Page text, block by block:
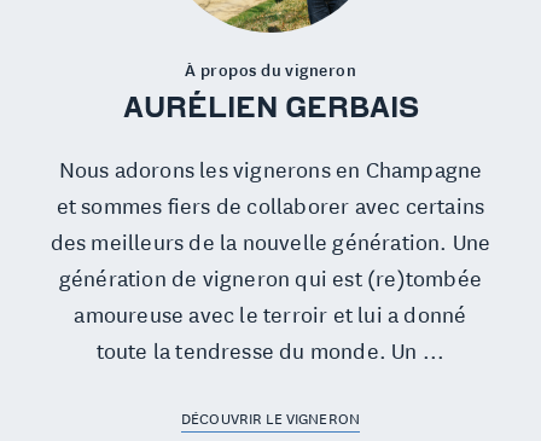
À propos du vigneron
AURÉLIEN GERBAIS
Nous adorons les vignerons en Champagne
et sommes fiers de collaborer avec certains
des meilleurs de la nouvelle génération. Une
génération de vigneron qui est (re)tombée
amoureuse avec le terroir et lui a donné
toute la tendresse du monde. Un ...
DÉCOUVRIR LE VIGNERON